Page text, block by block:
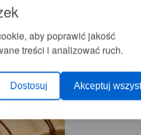
aby poprawić jakość
treści i analizować ruch.
Dostosuj Akceptuj